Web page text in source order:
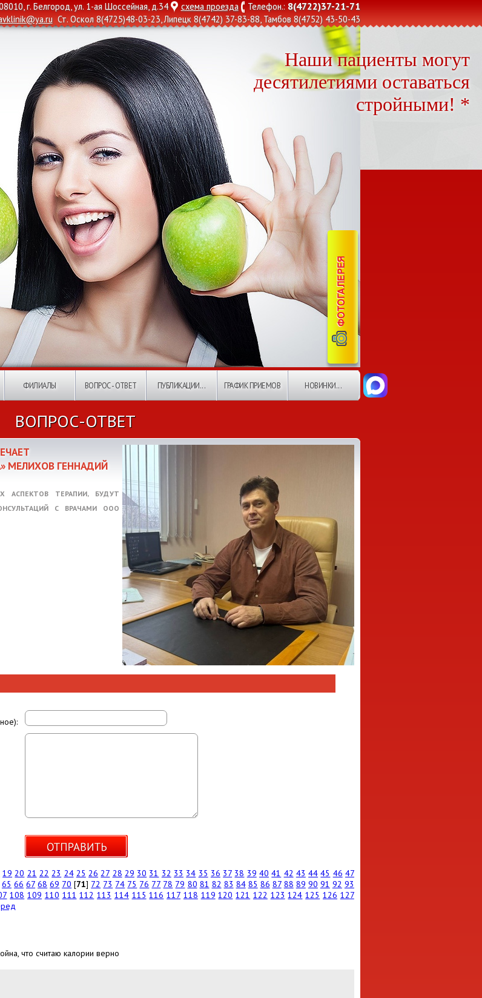
г. Белгород, ул. 1-ая Шоссейная, д.34 схема проезда Телефон.: 8(4722)37-21-71
Ст. Оскол 8(4725)48-03-23, Липецк 8(4742) 37-83-88, Тамбов 8(4752) 43-50-43
Наши пациенты могут
десятилетиями оставаться
стройными! *
ФИЛИАЛЫ ВОПРОС - ОТВЕТ ПУБЛИКАЦИИ... ГРАФИК ПРИЕМОВ НОВИНКИ...
ВОПРОС-ОТВЕТ
МЕЛИХОВ ГЕННАДИЙ
АСПЕКТОВ ТЕРАПИИ, БУДУТ
С ВРАЧАМИ ООО
19 20 21 22 23 24 25 26 27 28 29 30 31 32 33 34 35 36 37 38 39 40 41 42 43 44 45 46 47
65 66 67 68 69 70 [71] 72 73 74 75 76 77 78 79 80 81 82 83 84 85 86 87 88 89 90 91 92 93
108 109 110 111 112 113 114 115 116 117 118 119 120 121 122 123 124 125 126 127
что считаю калории верно